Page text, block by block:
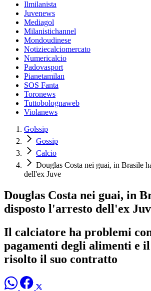
Ilmilanista
Juvenews
Mediagol
Milanistichannel
Mondoudinese
Notiziecalciomercato
Numericalcio
Padovasport
Pianetamilan
SOS Fanta
Toronews
Tuttobolognaweb
Violanews
Golssip
Gossip
Calcio
Douglas Costa nei guai, in Brasile
dell'ex Juve
Douglas Costa nei guai, in
disposto l'arresto dell'ex
Il calciatore ha problemi
pagamenti degli alimenti e
risolto il suo contratto